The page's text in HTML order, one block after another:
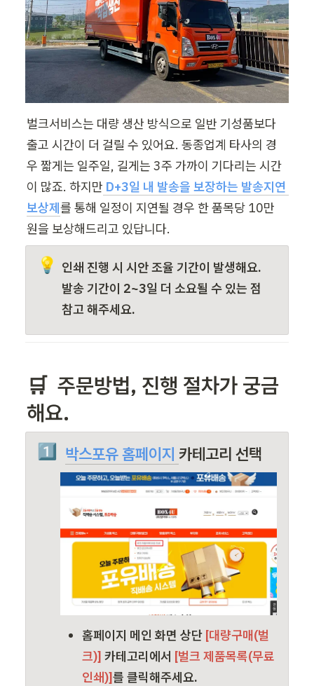
벌크서비스는 대량 생산 방식으로 일반 기성품보다
출고 시간이 더 걸릴 수 있어요. 동종업계 타사의 경
우 짧게는 일주일, 길게는 3주 가까이 기다리는 시간
이 많죠. 하지만 D+3일 내 발송을 보장하는 발송지연
보상제를 통해 일정이 지연될 경우 한 품목당 10만
원을 보상해드리고 있답니다.
💡 인쇄 진행 시 시안 조율 기간이 발생해요.
발송 기간이 2~3일 더 소요될 수 있는 점
참고 해주세요.
🛒 주문방법, 진행 절차가 궁금
해요.
1️⃣ 박스포유 홈페이지 카테고리 선택
홈페이지 메인 화면 상단 [대량구매(벌
크)] 카테고리에서 [벌크 제품목록(무료
인쇄)]를 클릭해주세요.